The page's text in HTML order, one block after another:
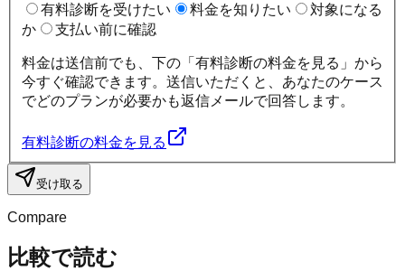
有料診断を受けたい
料金を知りたい
対象になる
か
支払い前に確認
料金は送信前でも、下の「有料診断の料金を見る」から
今すぐ確認できます。送信いただくと、あなたのケース
でどのプランが必要かも返信メールで回答します。
有料診断の料金を見る
受け取る
Compare
比較で読む